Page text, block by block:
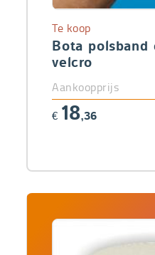
Bota polsband
velcro
Te koop
Aankoopprijs
€ 18,36